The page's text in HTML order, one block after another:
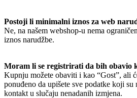
Postoji li minimalni iznos za web
Ne, na našem webshop-u nema
iznos narudžbe.
Moram li se registrirati da bih obavio
Kupnju možete obaviti i kao “Gost”, ali
ponuđeno da upišete sve podatke koji su
kontakt u slučaju nenadanih izmjena.